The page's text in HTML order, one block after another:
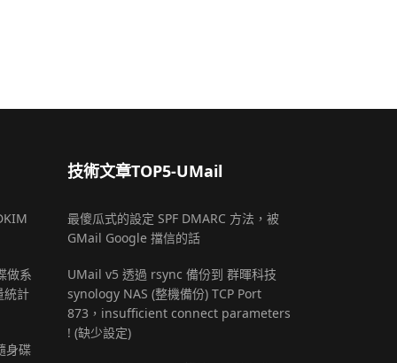
做系
統計
身碟
技術文章TOP5-UMail
最傻瓜式的設定 SPF DMARC 方法，被
GMail Google 擋信的話
UMail v5 透過 rsync 備份到 群暉科技
synology NAS (整機備份) TCP Port
873，insufficient connect parameters
! (缺少設定)